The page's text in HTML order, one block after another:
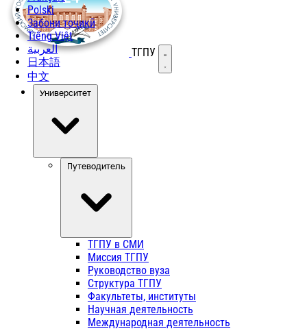
Polski
Забони тоҷикӣ
Tiếng Việt
العربية
日本語
中文
ТГПУ Открыть меню
Университет
Путеводитель
ТГПУ в СМИ
Миссия ТГПУ
Руководство вуза
Структура ТГПУ
Факультеты, институты
Научная деятельность
Международная деятельность